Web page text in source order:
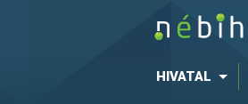
HIVATAL